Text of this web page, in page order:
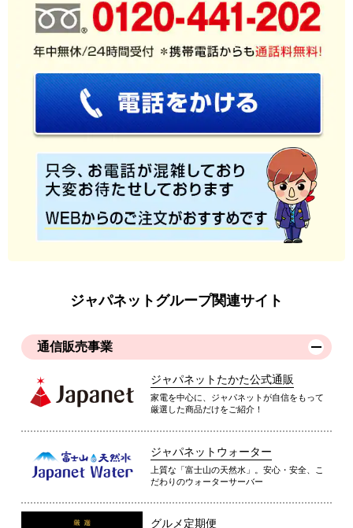
ジャパネットグループ関連サイト
通信販売事業
ジャパネットたかた公式通販
家電を中心に、ジャパネットが自信をもって
厳選した商品だけをご紹介！
ジャパネットウォーター
上質な「富士山の天然水」。安心・安全、こ
だわりのウォーターサーバー
グルメ定期便